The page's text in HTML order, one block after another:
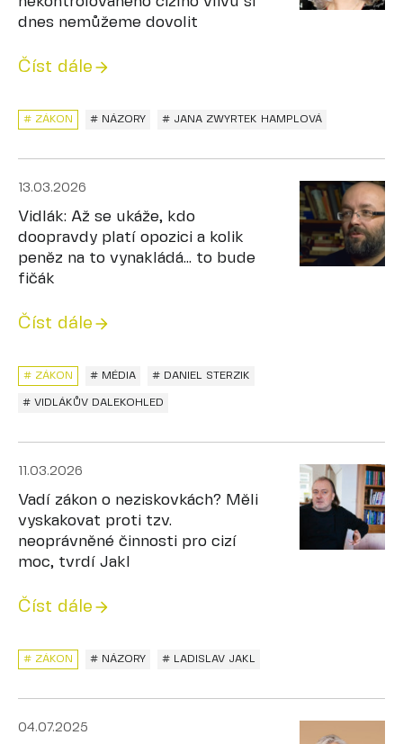
dnes nemůžeme dovolit
Číst dále
# ZÁKON # NÁZORY # JANA ZWYRTEK HAMPLOVÁ
13.03.2026
Vidlák: Až se ukáže, kdo
doopravdy platí opozici a kolik
peněz na to vynakládá... to bude
fičák
Číst dále
# MÉDIA # DANIEL STERZIK
# ZÁKON
# VIDLÁKŮV DALEKOHLED
11.03.2026
Vadí zákon o neziskovkách? Měli
vyskakovat proti tzv.
neoprávněné činnosti pro cizí
moc, tvrdí Jakl
Číst dále
# ZÁKON # NÁZORY # LADISLAV JAKL
04.07.2025